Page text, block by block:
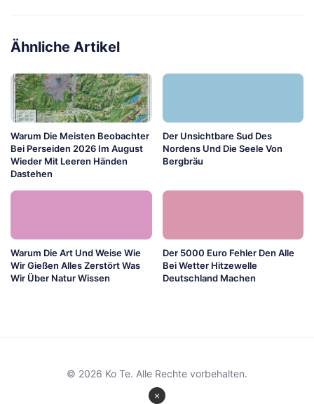
Ähnliche Artikel
Warum Die Meisten Beobachter
Bei Perseiden 2026 Im August
Wieder Mit Leeren Händen
Dastehen
Der Unsichtbare Sud Des
Nordens Und Die Seele Von
Bergbräu
Warum Die Art Und Weise Wie
Wir Gießen Alles Zerstört Was
Wir Über Natur Wissen
Der 5000 Euro Fehler Den Alle
Bei Wetter Hitzewelle
Deutschland Machen
×
© 2026 Ko Te. Alle Rechte vorbehalten.